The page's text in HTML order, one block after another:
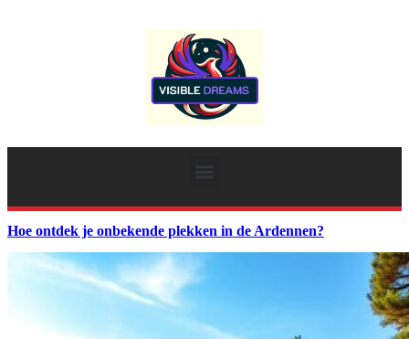
Hoe ontdek je onbekende plekken in de Ardennen?